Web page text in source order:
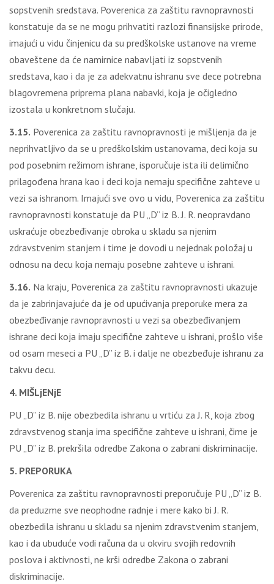
sopstvenih sredstava. Poverenica za zaštitu ravnopravnosti
konstatuje da se ne mogu prihvatiti razlozi finansijske prirode,
imajući u vidu činjenicu da su predškolske ustanove na vreme
obaveštene da će namirnice nabavljati iz sopstvenih
sredstava, kao i da je za adekvatnu ishranu sve dece potrebna
blagovremena priprema plana nabavki, koja je očigledno
izostala u konkretnom slučaju.
3.15. Poverenica za zaštitu ravnopravnosti je mišljenja da je
neprihvatljivo da se u predškolskim ustanovama, deci koja su
pod posebnim režimom ishrane, isporučuje ista ili delimično
prilagođena hrana kao i deci koja nemaju specifične zahteve u
vezi sa ishranom. Imajući sve ovo u vidu, Poverenica za zaštitu
ravnopravnosti konstatuje da PU „D” iz B. J. R. neopravdano
uskraćuje obezbeđivanje obroka u skladu sa njenim
zdravstvenim stanjem i time je dovodi u nejednak položaj u
odnosu na decu koja nemaju posebne zahteve u ishrani.
3.16. Na kraju, Poverenica za zaštitu ravnopravnosti ukazuje
da je zabrinjavajuće da je od upućivanja preporuke mera za
obezbeđivanje ravnopravnosti u vezi sa obezbeđivanjem
ishrane deci koja imaju specifične zahteve u ishrani, prošlo više
od osam meseci a PU „D” iz B. i dalje ne obezbeđuje ishranu za
takvu decu.
4. MIŠLjENjE
PU „D” iz B. nije obezbedila ishranu u vrtiću za J. R, koja zbog
zdravstvenog stanja ima specifične zahteve u ishrani, čime je
PU „D” iz B. prekršila odredbe Zakona o zabrani diskriminacije.
5. PREPORUKA
Poverenica za zaštitu ravnopravnosti preporučuje PU „D” iz B.
da preduzme sve neophodne radnje i mere kako bi J. R.
obezbedila ishranu u skladu sa njenim zdravstvenim stanjem,
kao i da ubuduće vodi računa da u okviru svojih redovnih
poslova i aktivnosti, ne krši odredbe Zakona o zabrani
diskriminacije.